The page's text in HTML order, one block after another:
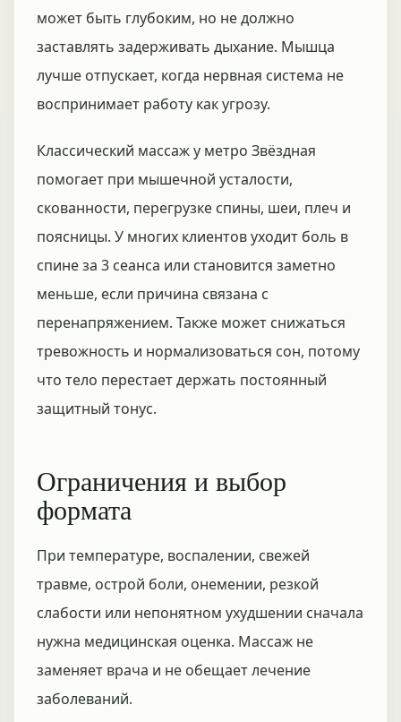
может быть глубоким, но не должно
заставлять задерживать дыхание. Мышца
лучше отпускает, когда нервная система не
воспринимает работу как угрозу.
Классический массаж у метро Звёздная
помогает при мышечной усталости,
скованности, перегрузке спины, шеи, плеч и
поясницы. У многих клиентов уходит боль в
спине за 3 сеанса или становится заметно
меньше, если причина связана с
перенапряжением. Также может снижаться
тревожность и нормализоваться сон, потому
что тело перестает держать постоянный
защитный тонус.
Ограничения и выбор
формата
При температуре, воспалении, свежей
травме, острой боли, онемении, резкой
слабости или непонятном ухудшении сначала
нужна медицинская оценка. Массаж не
заменяет врача и не обещает лечение
заболеваний.